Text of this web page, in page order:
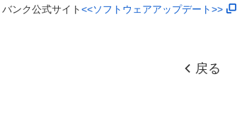
ンク公式サイト<<ソフトウェアアップデート>>
戻る